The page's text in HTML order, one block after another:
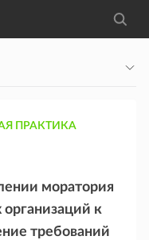
ПРАКТИКА
моратория
к
требований